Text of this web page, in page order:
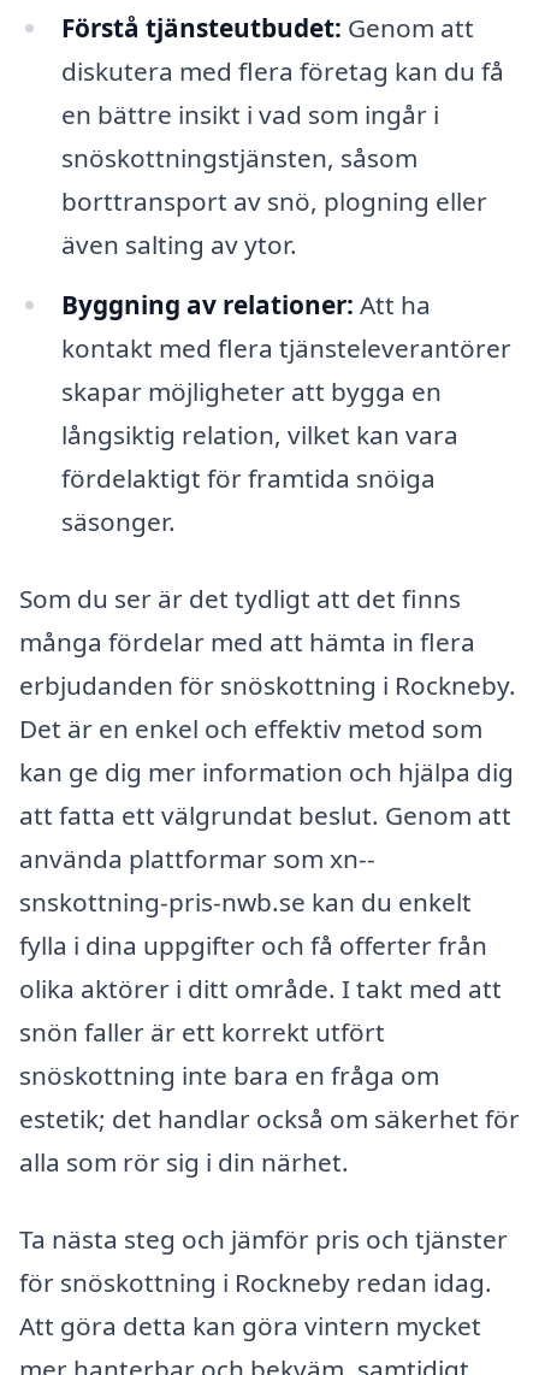
Förstå tjänsteutbudet: Genom att
diskutera med flera företag kan du få
en bättre insikt i vad som ingår i
snöskottningstjänsten, såsom
borttransport av snö, plogning eller
även salting av ytor.
Byggning av relationer: Att ha
kontakt med flera tjänsteleverantörer
skapar möjligheter att bygga en
långsiktig relation, vilket kan vara
fördelaktigt för framtida snöiga
säsonger.
Som du ser är det tydligt att det finns
många fördelar med att hämta in flera
erbjudanden för snöskottning i Rockneby.
Det är en enkel och effektiv metod som
kan ge dig mer information och hjälpa dig
att fatta ett välgrundat beslut. Genom att
använda plattformar som xn--
snskottning-pris-nwb.se kan du enkelt
fylla i dina uppgifter och få offerter från
olika aktörer i ditt område. I takt med att
snön faller är ett korrekt utfört
snöskottning inte bara en fråga om
estetik; det handlar också om säkerhet för
alla som rör sig i din närhet.
Ta nästa steg och jämför pris och tjänster
för snöskottning i Rockneby redan idag.
Att göra detta kan göra vintern mycket